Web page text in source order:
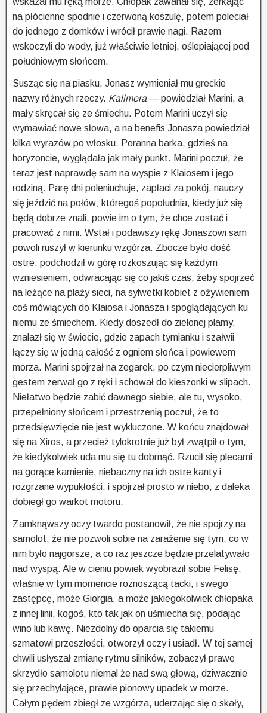
na płócienne spodnie i czerwoną koszulę, potem poleciał
do jednego z domków i wrócił prawie nagi. Razem
wskoczyli do wody, już właściwie letniej, oślepiającej pod
południowym słońcem.
Susząc się na piasku, Jonasz wymieniał mu greckie
nazwy różnych rzeczy. Kalimera— powiedział Marini, a
mały skręcał się ze śmiechu. Potem Marini uczył się
wymawiać nowe słowa, a na benefis Jonasza powiedział
kilka wyrazów po włosku. Poranna barka, gdzieś na
horyzoncie, wyglądała jak mały punkt. Marini poczuł, że
teraz jest naprawdę sam na wyspie z Klaiosem i jego
rodziną. Parę dni poleniuchuje, zapłaci za pokój, nauczy
się jeździć na połów; któregoś popołudnia, kiedy już się
będą dobrze znali, powie im o tym, że chce zostać i
pracować z nimi. Wstał i podawszy rękę Jonaszowi sam
powoli ruszył w kierunku wzgórza. Zbocze było dość
ostre; podchodził w górę rozkoszując się każdym
wzniesieniem, odwracając się co jakiś czas, żeby spojrzeć
na leżące na plaży sieci, na sylwetki kobiet z ożywieniem
coś mówiących do Klaiosa i Jonasza i spoglądających ku
niemu ze śmiechem. Kiedy doszedł do zielonej plamy,
znalazł się w świecie, gdzie zapach tymianku i szałwii
łączy się w jedną całość z ogniem słońca i powiewem
morza. Marini spojrzał na zegarek, po czym niecierpliwym
gestem zerwał go z ręki i schował do kieszonki w slipach.
Niełatwo będzie zabić dawnego siebie, ale tu, wysoko,
przepełniony słońcem i przestrzenią poczuł, że to
przedsięwzięcie nie jest wykluczone. W końcu znajdował
się na Xiros, a przecież tylokrotnie już był zwątpił o tym,
że kiedykolwiek uda mu się tu dobrnąć. Rzucił się plecami
na gorące kamienie, niebaczny na ich ostre kanty i
rozgrzane wypukłości, i spojrzał prosto w niebo; z daleka
dobiegł go warkot motoru.
Zamknąwszy oczy twardo postanowił, że nie spojrzy na
samolot, że nie pozwoli sobie na zarażenie się tym, co w
nim było najgorsze, a co raz jeszcze będzie przelatywało
nad wyspą. Ale w cieniu powiek wyobraził sobie Felisę,
właśnie w tym momencie roznoszącą tacki, i swego
zastępcę, może Giorgia, a może jakiegokolwiek chłopaka
z innej linii, kogoś, kto tak jak on uśmiecha się, podając
wino lub kawę. Niezdolny do oparcia się takiemu
szmatowi przeszłości, otworzył oczy i usiadł. W tej samej
chwili usłyszał zmianę rytmu silników, zobaczył prawe
skrzydło samolotu niemal że nad swą głową, dziwacznie
się przechylające, prawie pionowy upadek w morze.
Całym pędem zbiegł ze wzgórza, uderzając się o skały,